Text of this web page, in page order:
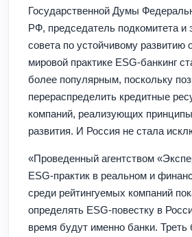
Государственной Думы
РФ, председатель подкомитета и
совета по устойчивому развитию
мировой практике ESG-банкинг
более популярным, поскольку
перераспределить кредитные
компаний, реализующих принципы
развития. И Россия не стала
«Проведенный агентством
ESG-практик в реальном и
среди рейтингуемых компаний
определять ESG-повестку в
время будут именно банки. Треть